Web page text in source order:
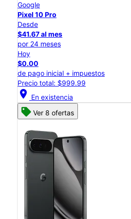
Google
Pixel 10 Pro
Desde
$41.67 al mes
por 24 meses
Hoy
$0.00
de pago inicial + impuestos
Precio total: $999.99
location_on En existencia
Ver 8 ofertas